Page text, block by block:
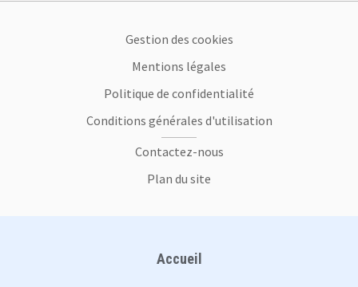
Gestion des cookies
Mentions légales
Politique de confidentialité
Conditions générales d'utilisation
Contactez-nous
Plan du site
Accueil